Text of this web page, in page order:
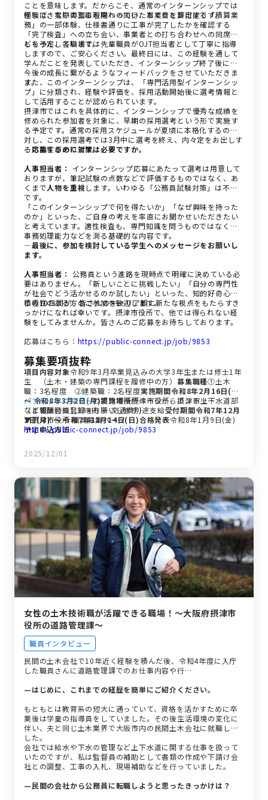
ことを意味します。だからこそ、通常のインターンシップでは
経験できない実務にも関わっていただくことが可能です。
例えば、実際の工事現場への同行、事業費を算出する「積算業
務」の一部体験、仕様書通りに工事が完了したかを確認する
「完了検査」への立ち会い、事業者との打ち合わせへの同席な
どを予定しています。
もちろん、各職場では先輩職員がOJT担当者として丁寧に指導
しますので、ご安心ください。最終日には、この経験を通して
学んだことを発表していただき、インターンシップ終了後に、
今後の成長に繋がるようなフィードバックをさせていただきま
す。
また、このインターンシップは、「専門活用型インターンシッ
プ」に分類され、経験や評価を、採用活動開始後に選考情報と
して活用することが認められています。
摂津市ではこれを具体的に、インターンシップで優秀な成績を
修められた参加者を対象に、早期の採用選考という形で実施す
る予定です。通常の採用スケジュールが夏頃に本格化するのに
対し、この採用選考では3月中に選考を終え、内々定をお出しす
る可能性があります。
―応募するのに対策は必要ですか。
人事担当者：
インターンシップ応募にあたって選考は用意して
おりますが、筆記試験の点数などで評価するものではなく、あ
くまで人物を重視 します。いわゆる「公務員試験対策」は不要
です。
「このインターンシップで何を得たいか」「なぜ興味を持った
のか」といった、ご自身の考えを率直にお聞かせいただきたい
と考えています。適性検査も、専門知識を問うものではなく、
事務処理能力などを測る基礎的な内容です。
―最後に、参加を検討している学生へのメッセージをお願いし
ます。
人事担当者： 公務員という進路を現時点で明確に決めている必
要はありません。「新しいことに挑戦したい」「自分の専門性
が社会でどう活かせるのか試したい」といった、知的好奇心や
積極性のある方のご参加を歓迎します。
この10日間が、皆さんのキャリア観に新たな視点をもたらすき
っかけになれば幸いです。摂津市役所で、他では得られない経
験をしてみませんか。皆さんのご応募をお待ちしております。
応募はこちら： https://public-connect.jp/job/9853
募集要項抜粋
項目 内容対象令和9年3月卒業見込みの大学3年生または修士1年
生 （土木・建築の専門課程を履修中の方） 募集職種①土木
職：3名程度 ②建築職：2名程度実施期間令和8年2月16日(月)
～ 令和8年3月2日(月)実施場所摂津市役所、摂津市上下水道部
など報酬時給1,334円 ＋ 交通費別途支給受付期間令和7年12月
1日(月) ～ 令和7年12月14日(日)合格発表令和8年1月9日(金)
予定申込方法
パブリックコネクトの摂津市役所ページからエントリー
（まずは会員登録をお願いします）
▼摂津市役所 職員募集ページ
https://public-connect.jp/job/9853
2025/12/01
女性の土木技術職が活躍できる職場！〜大阪府摂津市
役所の道路管理課〜
職員インタビュー
民間の土木会社で10年近く経験を積んだ後、令和4年度に入庁
した職員さんに道路管理課でのお仕事内容や行…
—はじめに、これまでの経歴を簡単にご紹介ください。
もともとは教育系の短大に通っていて、資格を活かすために卒
業後は学童の指導員をしていました。その後生活環境の変化に
伴い、夫と同じ土木業界で大阪市内の民間土木会社に就職しま
した。
会社では給水や下水の管理など上下水道に関する仕事を扱って
いたのですが、私は監督員の補助として書類の作成や下請け会
社との調整、工事の入札、現場補助などを行っていました。
—民間の会社から公務員に転職しようと思ったきっかけは？